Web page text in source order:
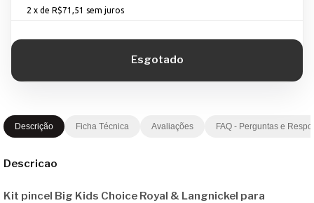
2 x de R$71,51 sem juros
Descrição Ficha Técnica Avaliações FAQ - Perguntas e
Descricao
Kit pincel Big Kids Choice Royal & Langnickel para